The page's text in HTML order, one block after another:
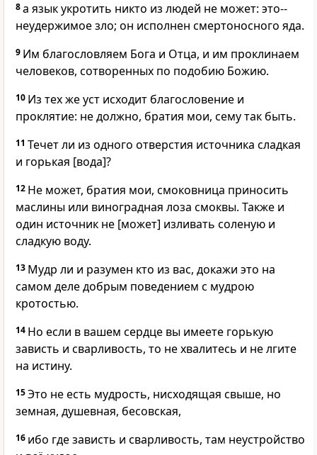
8а язык укротить никто из людей не может: это--
неудержимое зло; он исполнен смертоносного яда.
9 Им благословляем Бога и Отца, и им проклинаем
человеков, сотворенных по подобию Божию.
10 Из тех же уст исходит благословение и
проклятие: не должно, братия мои, сему так быть.
11 Течет ли из одного отверстия источника сладкая
и горькая [вода]?
12 Не может, братия мои, смоковница приносить
маслины или виноградная лоза смоквы. Также и
один источник не [может] изливать соленую и
сладкую воду.
13 Мудр ли и разумен кто из вас, докажи это на
самом деле добрым поведением с мудрою
кротостью.
14 Но если в вашем сердце вы имеете горькую
зависть и сварливость, то не хвалитесь и не лгите
на истину.
15Это не есть мудрость, нисходящая свыше, но
земная, душевная, бесовская,
16 ибо где зависть и сварливость, там неустройство